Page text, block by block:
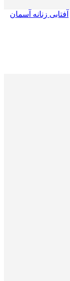
آفتابی زنانه آسمان